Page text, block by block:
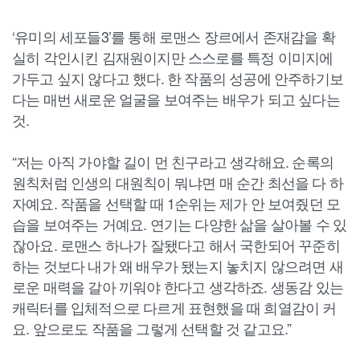
‘유미의 세포들3’를 통해 로맨스 장르에서 존재감을 확
실히 각인시킨 김재원이지만 스스로를 특정 이미지에
가두고 싶지 않다고 했다. 한 작품의 성공에 안주하기보
다는 매번 새로운 얼굴을 보여주는 배우가 되고 싶다는
것.
“저는 아직 가야할 길이 먼 친구라고 생각해요. 순록의
원칙처럼 인생의 대원칙이 뭐냐면 매 순간 최선을 다 하
자예요. 작품을 선택할 때 1순위는 제가 안 보여줬던 모
습을 보여주는 거예요. 연기는 다양한 삶을 살아볼 수 있
잖아요. 로맨스 하나가 잘됐다고 해서 국한되어 꾸준히
하는 것보다 내가 왜 배우가 됐는지 놓치지 않으려면 새
로운 매력을 갈아 끼워야 한다고 생각하죠. 생동감 있는
캐릭터를 입체적으로 다르게 표현했을 때 희열감이 커
요. 앞으로도 작품을 그렇게 선택할 것 같고요.”